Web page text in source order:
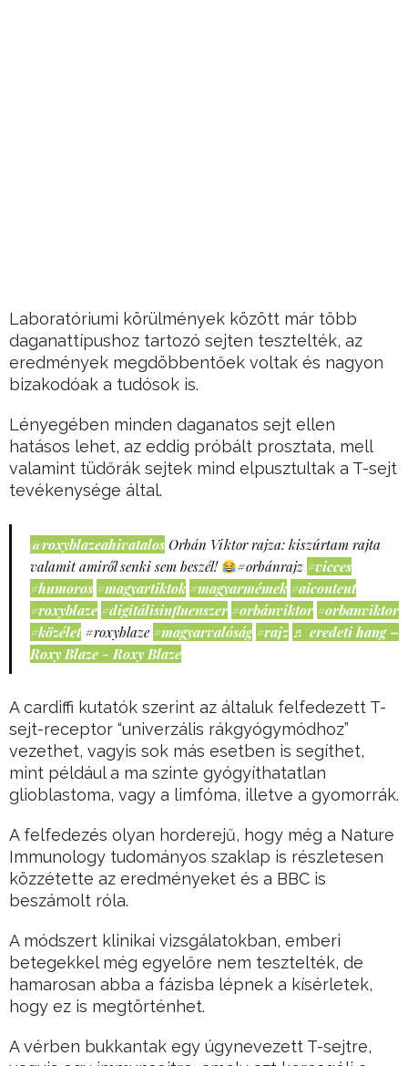
Laboratóriumi körülmények között már több
daganattípushoz tartozó sejten tesztelték, az
eredmények megdöbbentőek voltak és nagyon
bizakodóak a tudósok is.
Lényegében minden daganatos sejt ellen
hatásos lehet, az eddig próbált prosztata, mell
valamint tüdőrák sejtek mind elpusztultak a T-sejt
tevékenysége által.
@roxyblazeahivatalos Orbán Viktor rajza: kiszúrtam rajta
valamit amiről senki sem beszél!
#orbánrajz #vicces
#humoros #magyartiktok #magyarmémek #aicontent
#roxyblaze #digitálisinfluenszer #orbánviktor #orbanviktor
#közélet #roxyblaze #magyarvalóság #rajz ♬ eredeti hang –
Roxy Blaze - Roxy Blaze
A cardiffi kutatók szerint az általuk felfedezett T-
sejt-receptor “univerzális rákgyógymódhoz”
vezethet, vagyis sok más esetben is segíthet,
mint például a ma szinte gyógyíthatatlan
glioblastoma, vagy a limfóma, illetve a gyomorrák.
A felfedezés olyan horderejű, hogy még a Nature
Immunology tudományos szaklap is részletesen
közzétette az eredményeket és a BBC is
beszámolt róla.
A módszert klinikai vizsgálatokban, emberi
betegekkel még egyelőre nem tesztelték, de
hamarosan abba a fázisba lépnek a kísérletek,
hogy ez is megtörténhet.
A vérben bukkantak egy úgynevezett T-sejtre,